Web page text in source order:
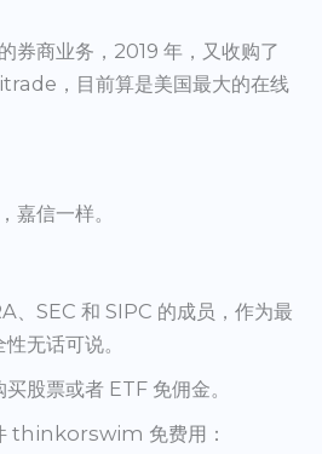
券商业务，2019 年，又收购了
，目前算是美国最大的在线
嘉信一样。
、SEC 和 SIPC 的成员，作为最
无话可说。
股票或者 ETF 免佣金。
thinkorswim 免费用：